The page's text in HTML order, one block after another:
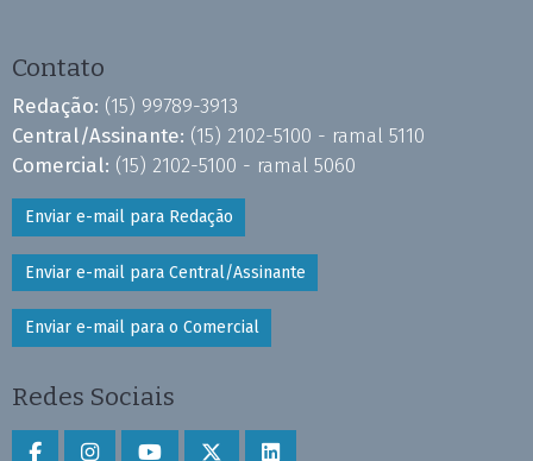
Contato
Redação: (15) 99789-3913
Central/Assinante: (15) 2102-5100 - ramal 5110
Comercial: (15) 2102-5100 - ramal 5060
Enviar e-mail para Redação
Enviar e-mail para Central/Assinante
Enviar e-mail para o Comercial
Redes Sociais